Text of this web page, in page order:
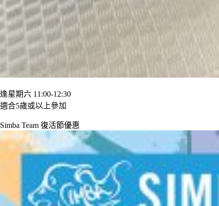
逢星期六 11:00-12:30
適合5歲或以上參加
Simba Team 復活節優惠